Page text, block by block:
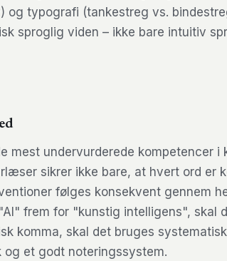
og typografi (tankestreg vs.
sproglig viden – ikke bare intuitiv
mest undervurderede kompetencer i
sikrer ikke bare, at hvert ord er
følges konsekvent gennem
frem for "kunstig intelligens", skal
komma, skal det bruges
et godt noteringssystem.